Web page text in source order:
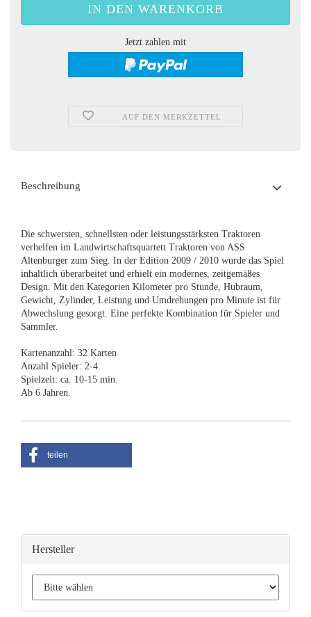
Jetzt zahlen mit
AUF DEN MERKZETTEL
Beschreibung
Die schwersten, schnellsten oder leistungsstärksten Traktoren
verhelfen im Landwirtschaftsquartett Traktoren von ASS
Altenburger zum Sieg. In der Edition 2009 / 2010 wurde das Spiel
inhaltlich überarbeitet und erhielt ein modernes, zeitgemäßes
Design. Mit den Kategorien Kilometer pro Stunde, Hubraum,
Gewicht, Zylinder, Leistung und Umdrehungen pro Minute ist für
Abwechslung gesorgt. Eine perfekte Kombination für Spieler und
Sammler.
Kartenanzahl: 32 Karten
Anzahl Spieler: 2-4.
Spielzeit: ca. 10-15 min.
Ab 6 Jahren.
teilen
Hersteller